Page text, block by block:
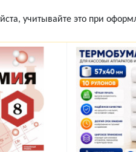
учитывайте это при